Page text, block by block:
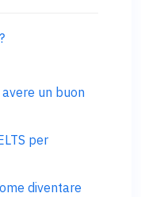
un buon
per
diventare